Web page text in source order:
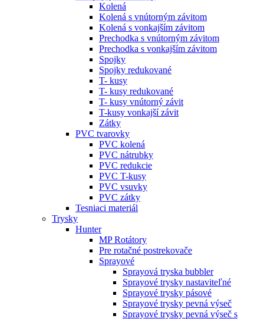
Kolená
Kolená s vnútorným závitom
Kolená s vonkajším závitom
Prechodka s vnútorným závitom
Prechodka s vonkajším závitom
Spojky
Spojky redukované
T- kusy
T- kusy redukované
T- kusy vnútorný závit
T-kusy vonkajší závit
Zátky
PVC tvarovky
PVC kolená
PVC nátrubky
PVC redukcie
PVC T-kusy
PVC vsuvky
PVC zátky
Tesniaci materiál
Trysky
Hunter
MP Rotátory
Pre rotačné postrekovače
Sprayové
Sprayová tryska bubbler
Sprayové trysky nastaviteľné
Sprayové trysky pásové
Sprayové trysky pevná výseč
Sprayové trysky pevná výseč s